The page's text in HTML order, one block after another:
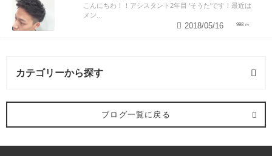
こんにちわ！！アシスタント2年目 'そうた'です！最近は
メン...
998
2018/05/16
カテゴリーから探す
トリートメント・ヘアケア (1記事)
ブログ一覧に戻る